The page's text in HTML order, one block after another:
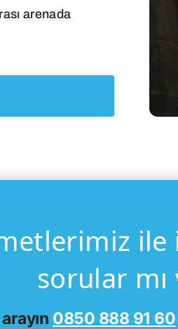
arenada
ile
sorular mı
0850 888 91 60